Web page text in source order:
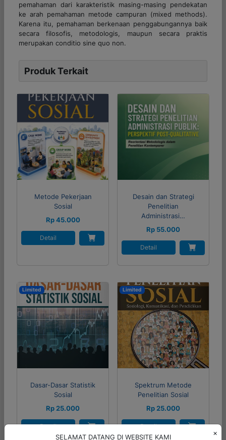
pemahaman dari karakteristik masing-masing pendekatan
ke arah pemahaman metode campuran (mixed methods).
Karena itu, pemahaman berkenaan penggabungannya baik
secara filosofis, metodologis, maupun secara praktis
merupakan conditio sine quo non.
Produk Terkait
Metode Pekerjaan
Sosial
Rp 45.000
Detail
Desain dan Strategi
Penelitian
Administrasi…
Rp 55.000
Detail
Limited
Dasar-Dasar Statistik
Sosial
Rp 25.000
Detail
Limited
Spektrum Metode
Penelitian Sosial
Rp 25.000
Detail
×
SELAMAT DATANG DI WEBSITE KAMI